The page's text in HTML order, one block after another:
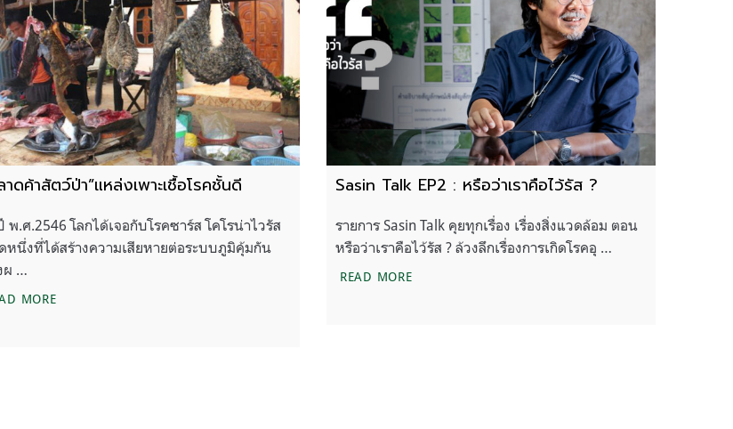
อ
าดค้าสัตว์ป่า”แหล่งเพาะเชื้อโรคชั้นดี
พ.ศ.2546 โลกได้เจอกับโรคซาร์ส โคโรน่าไวรัส
หนึ่งที่ได้สร้างความเสียหายต่อระบบภูมิคุ้มกัน
ผ …
MORE“ตลาดค้าสัตว์ป่า”แหล่งเพาะเชื้อโรคชั้นดี
Sasin Talk EP2 : หรือว่าเราคือไว้รัส ?
รายการ Sasin Talk คุยทุกเรื่อง เรื่องสิ่งแวดล้อม ตอน
หรือว่าเราคือไว้รัส ? ล้วงลึกเรื่องการเกิดโรคอุ …
READ MORESASIN TALK EP2 : หรือว่าเราคือไว้รัส ?